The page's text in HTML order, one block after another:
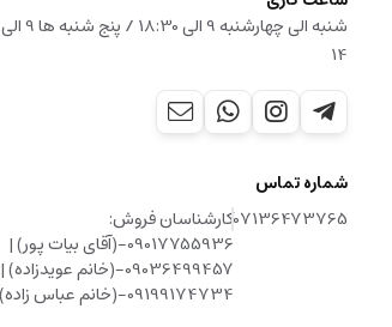
شنبه الی چهارشنبه 9 الی 18:30 / پنج شنبه ها 9 الی
14
شماره تماس
07136473765کارشناسان فروش:
09017755936-(آقای بیات پور) |
09036499457-(خانم عویدزاده) |
09199174734-(خانم عباس زاده)